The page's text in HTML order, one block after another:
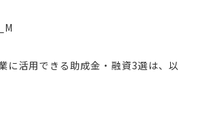
に活用できる助成金・融資3選は、以